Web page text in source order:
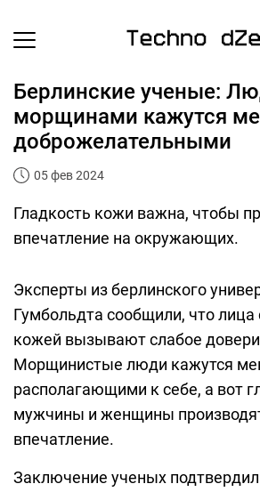
Берлинские ученые:
морщинами кажутся
доброжелательными
05 фев 2024
Гладкость кожи важна, чтобы
впечатление на окружающих.
Эксперты из берлинского
Гумбольдта сообщили, что лица
кожей вызывают слабое
Морщинистые люди кажутся
располагающими к себе, а вот
мужчины и женщины
впечатление.
Заключение ученых